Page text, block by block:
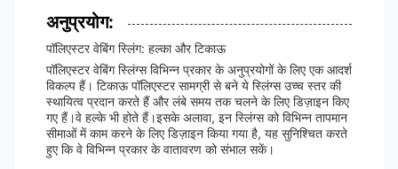
अनुप्रयोग:
पॉलिएस्टर वेबिंग स्लिंग: हल्का और टिकाऊ
पॉलिएस्टर वेबिंग स्लिंग्स विभिन्न प्रकार के अनुप्रयोगों के लिए एक आदर्श
विकल्प हैं। टिकाऊ पॉलिएस्टर सामग्री से बने ये स्लिंग्स उच्च स्तर की
स्थायित्व प्रदान करते हैं और लंबे समय तक चलने के लिए डिज़ाइन किए
गए हैं।वे हल्के भी होते हैं।इसके अलावा, इन स्लिंग्स को विभिन्न तापमान
सीमाओं में काम करने के लिए डिज़ाइन किया गया है, यह सुनिश्चित करते
हुए कि वे विभिन्न प्रकार के वातावरण को संभाल सकें।